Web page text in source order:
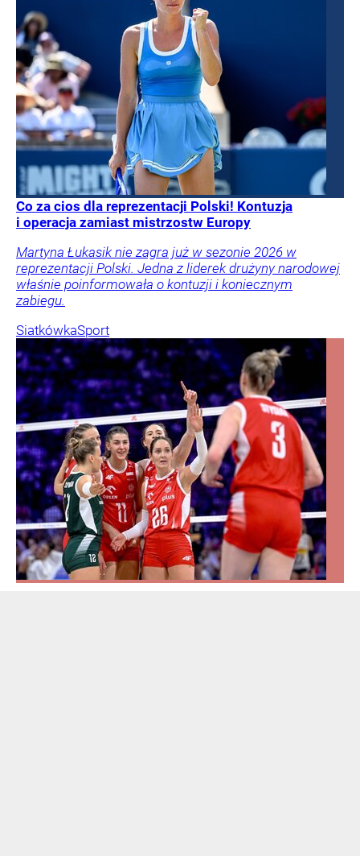
Co za cios dla reprezentacji Polski! Kontuzja
i operacja zamiast mistrzostw Europy
Martyna Łukasik nie zagra już w sezonie 2026 w
reprezentacji Polski. Jedna z liderek drużyny narodowej
właśnie poinformowała o kontuzji i koniecznym
zabiegu.
SiatkówkaSport